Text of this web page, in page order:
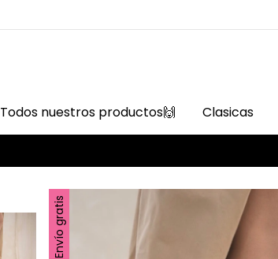
Todos nuestros productos🙌 Clasicas
Envío gratis